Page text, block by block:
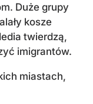
Duże grupy
kosze
twierdzą,
imigrantów.
miastach,